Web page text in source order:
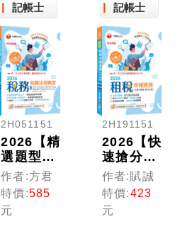
（記帳
士）
處理準
則)〔九
版〕（記
帳士）
記帳士
2H051151
2026【精
選題型即
時演練
】稅務相
關法規概
要(包括
作者:方君
特價:585
元
記帳士
2H191151
2026【快
速搶分必
備】租稅
申報實務
[主題式
題庫+歷
作者:賦誠
特價:423
元